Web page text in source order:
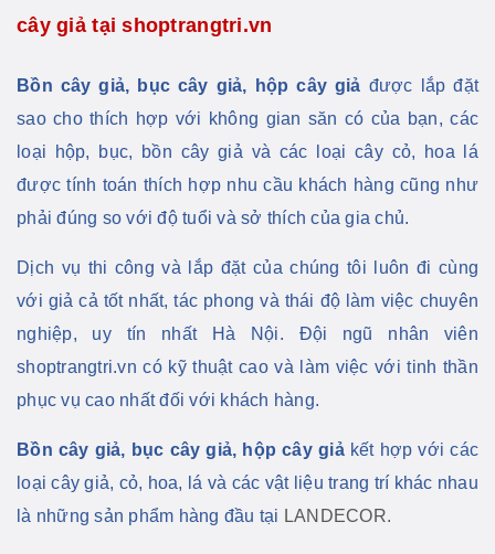
cây giả tại shoptrangtri.vn
Bồn cây giả, bục cây giả, hộp cây giả được lắp đặt
sao cho thích hợp với không gian săn có của bạn, các
loại hộp, bục, bồn cây giả và các loại cây cỏ, hoa lá
được tính toán thích hợp nhu cầu khách hàng cũng như
phải đúng so với độ tuổi và sở thích của gia chủ.
Dịch vụ thi công và lắp đặt của chúng tôi luôn đi cùng
với giả cả tốt nhất, tác phong và thái độ làm việc chuyên
nghiệp, uy tín nhất Hà Nội. Đội ngũ nhân viên
shoptrangtri.vn có kỹ thuật cao và làm việc với tinh thần
phục vụ cao nhất đối với khách hàng.
Bồn cây giả, bục cây giả, hộp cây giả kết hợp với các
loại cây giả, cỏ, hoa, lá và các vật liệu trang trí khác nhau
là những sản phẩm hàng đầu tại LANDECOR.